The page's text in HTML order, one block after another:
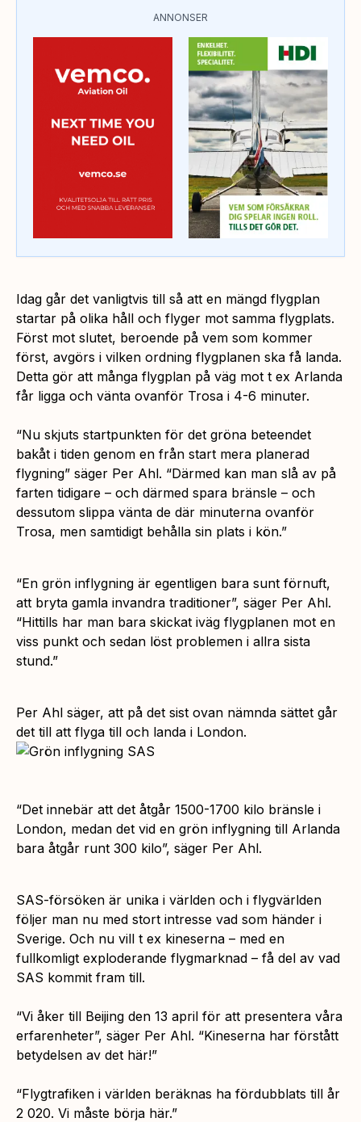
ANNONSER
Idag går det vanligtvis till så att en mängd flygplan
startar på olika håll och flyger mot samma flygplats.
Först mot slutet, beroende på vem som kommer
först, avgörs i vilken ordning flygplanen ska få landa.
Detta gör att många flygplan på väg mot t ex Arlanda
får ligga och vänta ovanför Trosa i 4-6 minuter.
“Nu skjuts startpunkten för det gröna beteendet
bakåt i tiden genom en från start mera planerad
flygning” säger Per Ahl. “Därmed kan man slå av på
farten tidigare – och därmed spara bränsle – och
dessutom slippa vänta de där minuterna ovanför
Trosa, men samtidigt behålla sin plats i kön.”
“En grön inflygning är egentligen bara sunt förnuft,
att bryta gamla invandra traditioner”, säger Per Ahl.
“Hittills har man bara skickat iväg flygplanen mot en
viss punkt och sedan löst problemen i allra sista
stund.”
Per Ahl säger, att på det sist ovan nämnda sättet går
det till att flyga till och landa i London.
“Det innebär att det åtgår 1500-1700 kilo bränsle i
London, medan det vid en grön inflygning till Arlanda
bara åtgår runt 300 kilo”, säger Per Ahl.
SAS-försöken är unika i världen och i flygvärlden
följer man nu med stort intresse vad som händer i
Sverige. Och nu vill t ex kineserna – med en
fullkomligt exploderande flygmarknad – få del av vad
SAS kommit fram till.
“Vi åker till Beijing den 13 april för att presentera våra
erfarenheter”, säger Per Ahl. “Kineserna har förstått
betydelsen av det här!”
“Flygtrafiken i världen beräknas ha fördubblats till år
2 020. Vi måste börja här.”